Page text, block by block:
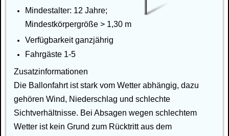
Mindestalter: 12 Jahre;
Mindestkörpergröße > 1,30 m
Verfügbarkeit ganzjährig
Fahrgäste 1-5
Zusatzinformationen
Die Ballonfahrt ist stark vom Wetter abhängig, dazu
gehören Wind, Niederschlag und schlechte
Sichtverhältnisse. Bei Absagen wegen schlechtem
Wetter ist kein Grund zum Rücktritt aus dem